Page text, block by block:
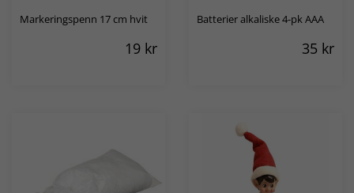
Markeringspenn 17 cm hvit
19 kr
Batterier alkaliske 4-pk AAA
35 kr